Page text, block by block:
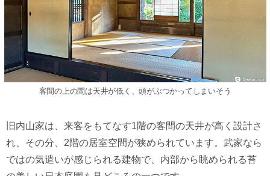
客間の上の間は天井が低く、頭がぶつかってしまいそう
旧内山家は、来客をもてなす1階の客間の天井が高く設計さ
れ、その分、2階の居室空間が狭められています。武家なら
ではの気遣いが感じられる建物で、内部から眺められる苔